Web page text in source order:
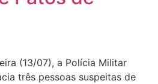
(13/07), a Polícia Militar
três pessoas suspeitas de